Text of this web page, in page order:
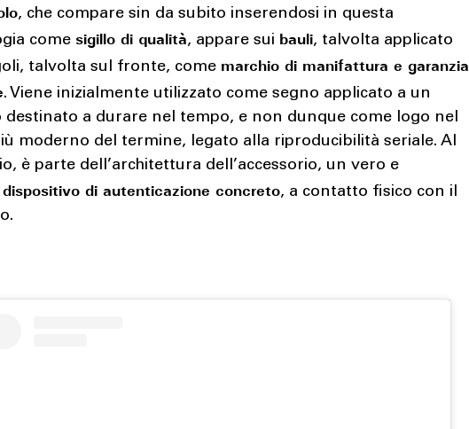
, che compare sin da subito inserendosi in questa
comesigillo di qualità, appare sui bauli, talvolta applicato
talvolta sul fronte, come marchio di manifattura e garanzia
. Viene inizialmente utilizzato come segno applicato a un
destinato a durare nel tempo, e non dunque come logo nel
moderno del termine, legato alla riproducibilità seriale. Al
è parte dell’architettura dell’accessorio, un vero e
dispositivo di autenticazione concreto, a contatto fisico con il